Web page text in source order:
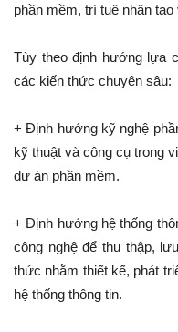
phần mềm, trí tuệ nhân
Tùy theo định hướng lựa
các kiến thức chuyên sâu:
+ Định hướng kỹ nghệ
kỹ thuật và công cụ trong
dự án phần mềm.
+ Định hướng hệ thống
công nghệ để thu thập,
thức nhằm thiết kế, phát
hệ thống thông tin.